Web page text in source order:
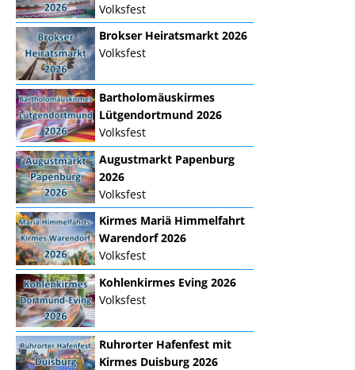
Volksfest
Brokser Heiratsmarkt 2026
Volksfest
Bartholomäuskirmes
Lütgendortmund 2026
Volksfest
Augustmarkt Papenburg
2026
Volksfest
Kirmes Mariä Himmelfahrt
Warendorf 2026
Volksfest
Kohlenkirmes Eving 2026
Volksfest
Ruhrorter Hafenfest mit
Kirmes Duisburg 2026